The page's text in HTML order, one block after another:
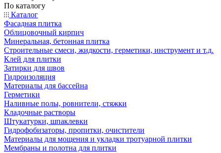
По каталогу
Каталог
Фасадная плитка
Облицовочный кирпич
Минеральная, бетонная плитка
Строительные смеси, жидкости, герметики, инструмент и т.д.
Клей для плитки
Затирки для швов
Гидроизоляция
Материалы для бассейна
Герметики
Наливные полы, ровнители, стяжки
Кладочные растворы
Штукатурки, шпаклевки
Гидрофобизаторы, пропитки, очистители
Материалы для мощения и укладки тротуарной плитки
Мембраны и полотна для плитки